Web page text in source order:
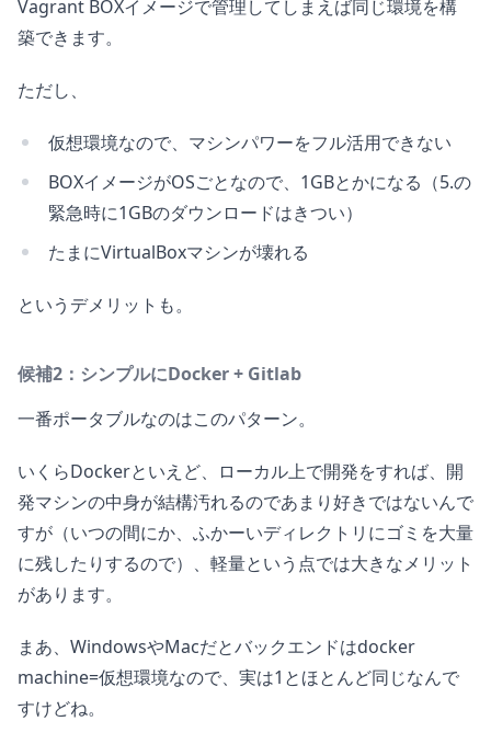
Vagrant BOXイメージで管理してしまえば同じ環境を構
築できます。
ただし、
仮想環境なので、マシンパワーをフル活用できない
BOXイメージがOSごとなので、1GBとかになる（5.の
緊急時に1GBのダウンロードはきつい）
たまにVirtualBoxマシンが壊れる
というデメリットも。
候補2：シンプルにDocker + Gitlab
一番ポータブルなのはこのパターン。
いくらDockerといえど、ローカル上で開発をすれば、開
発マシンの中身が結構汚れるのであまり好きではないんで
すが（いつの間にか、ふかーいディレクトリにゴミを大量
に残したりするので）、軽量という点では大きなメリット
があります。
まあ、WindowsやMacだとバックエンドはdocker
machine=仮想環境なので、実は1とほとんど同じなんで
すけどね。